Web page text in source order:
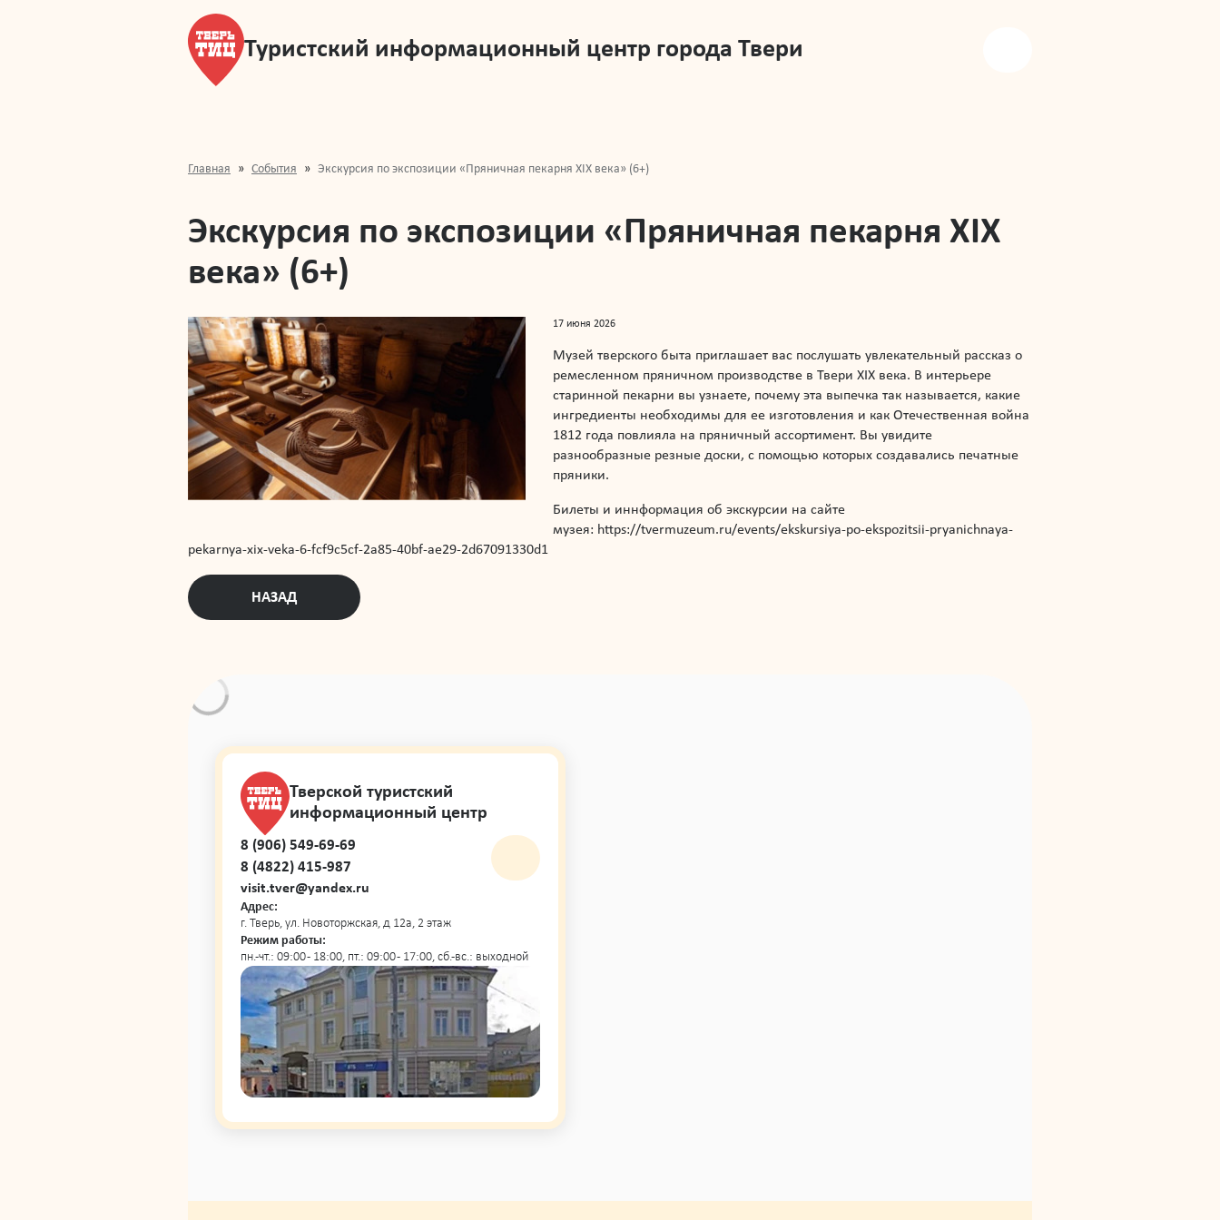
Туристский информационный центр города Твери
Главная События Экскурсия по экспозиции «Пряничная пекарня XIX века» (6+)
Экскурсия по экспозиции «Пряничная пекарня XIX
века» (6+)
17 июня 2026
Музей тверского быта приглашает вас послушать увлекательный рассказ о
ремесленном пряничном производстве в Твери XIX века. В интерьере
старинной пекарни вы узнаете, почему эта выпечка так называется, какие
ингредиенты необходимы для ее изготовления и как Отечественная война
1812 года повлияла на пряничный ассортимент. Вы увидите
разнообразные резные доски, с помощью которых создавались печатные
пряники.
Билеты и иннформация об экскурсии на сайте
музея: https://tvermuzeum.ru/events/ekskursiya-po-ekspozitsii-pryanichnaya-
pekarnya-xix-veka-6-fcf9c5cf-2a85-40bf-ae29-2d67091330d1
НАЗАД
Тверской туристский
информационный центр
8 (906) 549-69-69
8 (4822) 415-987
visit.tver@yandex.ru
Адрес:
г. Тверь, ул. Новоторжская, д 12а, 2 этаж
Режим работы:
пн.-чт.: 09:00 - 18:00, пт.: 09:00 - 17:00, сб.-вс.: выходной